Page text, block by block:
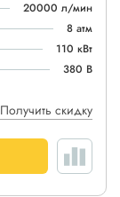
20000 л/мин
8 атм
110 кВт
380 В
Получить скидку